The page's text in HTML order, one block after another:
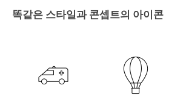
똑같은 스타일과 콘셉트의 아이콘